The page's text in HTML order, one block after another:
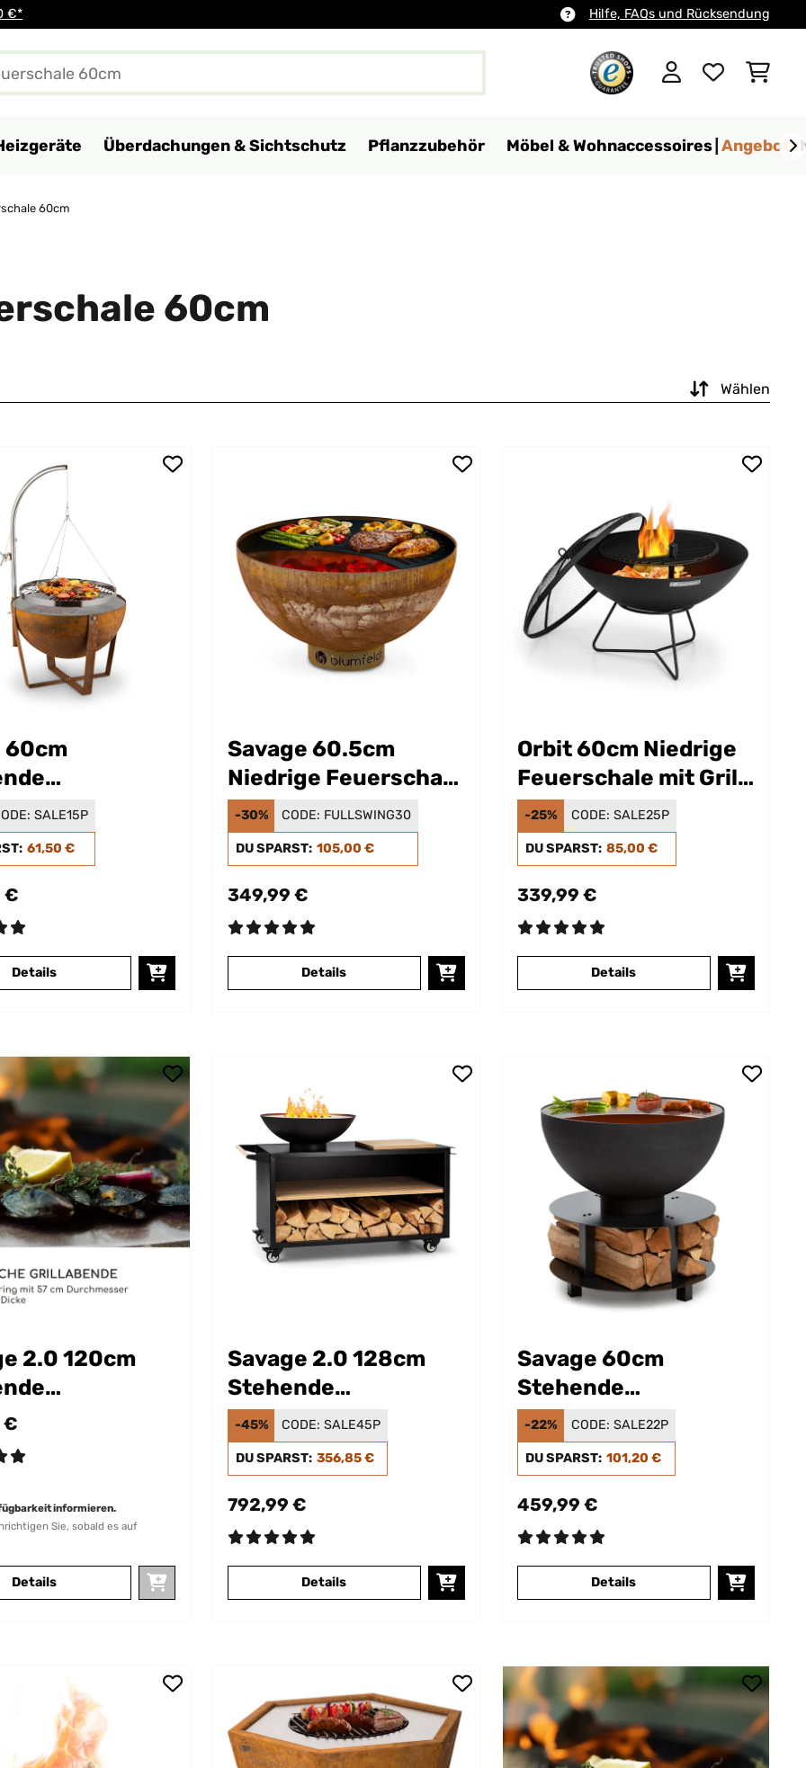
€* Hilfe, FAQs und Rücksendung
Überdachungen & Sichtschutz Pflanzzubehör Möbel & Wohnaccessoires Angebote
60cm
60cm
Wählen
60cm
mit Grill
SALE15P
61,50 €
€
Details
Savage 60.5cm
Niedrige Feuerschale
mit Grill Rost
-30% CODE: FULLSWING30
DU SPARST: 105,00 €
349,99 €
Details
Orbit 60cm Niedrige
Feuerschale mit Grill
Schwarz
-25% CODE: SALE25P
DU SPARST: 85,00 €
339,99 €
Details
2.0 120cm
Schwarz
€
informieren.
Sie, sobald es auf
Details
Savage 2.0 128cm
Stehende
Feuerschale Schwarz
-45% CODE: SALE45P
DU SPARST: 356,85 €
792,99 €
Details
Savage 60cm
Stehende
Feuerschale mit Grill
Schwarz
-22% CODE: SALE22P
DU SPARST: 101,20 €
459,99 €
Details